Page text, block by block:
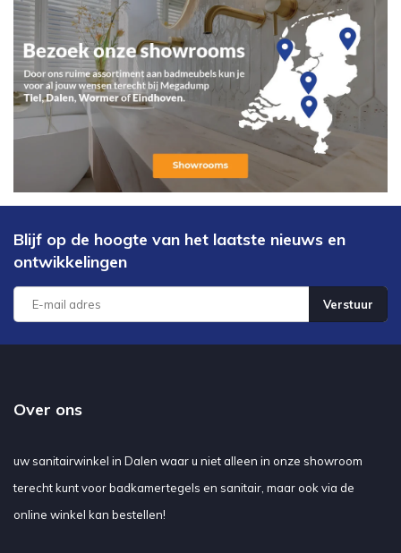
Blijf op de hoogte van het laatste nieuws en
ontwikkelingen
Verstuur
Over ons
uw sanitairwinkel in Dalen waar u niet alleen in onze showroom
terecht kunt voor badkamertegels en sanitair, maar ook via de
online winkel kan bestellen!